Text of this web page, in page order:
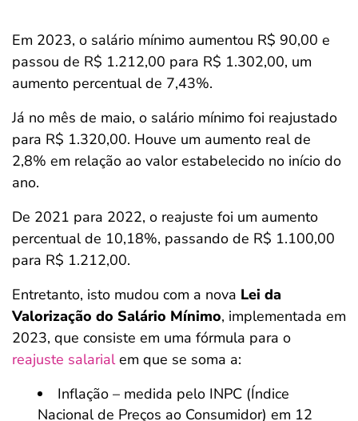
Em 2023, o salário mínimo aumentou R$ 90,00 e
passou de R$ 1.212,00 para R$ 1.302,00, um
aumento percentual de 7,43%.
Já no mês de maio, o salário mínimo foi reajustado
para R$ 1.320,00. Houve um aumento real de
2,8% em relação ao valor estabelecido no início do
ano.
De 2021 para 2022, o reajuste foi um aumento
percentual de 10,18%, passando de R$ 1.100,00
para R$ 1.212,00.
Entretanto, isto mudou com a nova Lei da
Valorização do Salário Mínimo, implementada em
2023, que consiste em uma fórmula para o
reajuste salarialem que se soma a:
Inflação – medida pelo INPC (Índice
Nacional de Preços ao Consumidor) em 12